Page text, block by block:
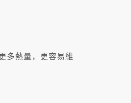
多熱量，更容易維